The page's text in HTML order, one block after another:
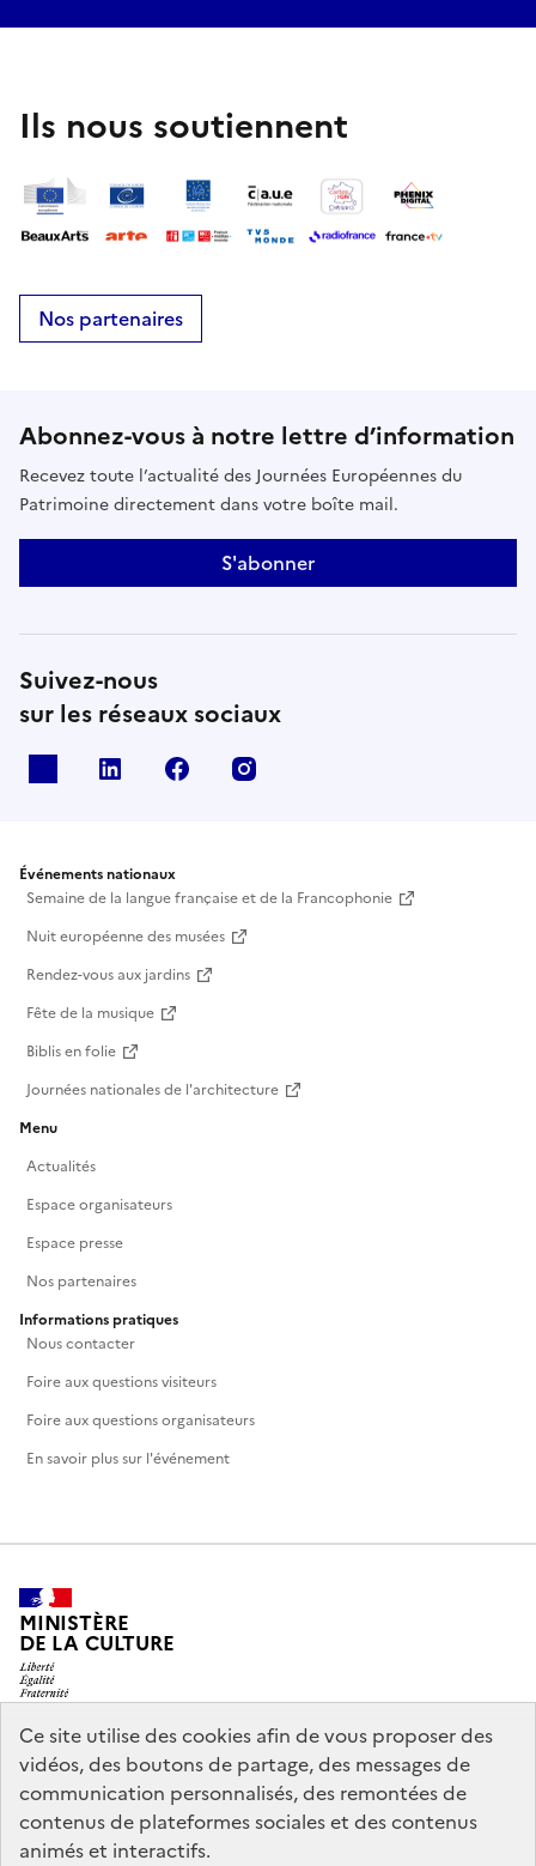
Ce site utilise des cookies afin de vous proposer des
vidéos, des boutons de partage, des messages de
communication personnalisés, des remontées de
contenus de plateformes sociales et des contenus
animés et interactifs.
Ils nous soutiennent
Nos partenaires
Abonnez-vous à notre lettre d’information
Recevez toute l’actualité des Journées Européennes du
Patrimoine directement dans votre boîte mail.
S'abonner
Suivez-nous
sur les réseaux sociaux
Linkedin Facebook
Événements nationaux
Semaine de la langue française et de la Francophonie
Nuit européenne des musées
Rendez-vous aux jardins
Fête de la musique
Biblis en folie
Journées nationales de l'architecture
Menu
Actualités
Espace organisateurs
Espace presse
Nos partenaires
Informations pratiques
Nous contacter
Foire aux questions visiteurs
Foire aux questions organisateurs
En savoir plus sur l'événement
MINISTÈRE
DE LA CULTURE
legifrance.gouv.fr
info.gouv.fr
service-public.gouv.fr
data.gouv.fr